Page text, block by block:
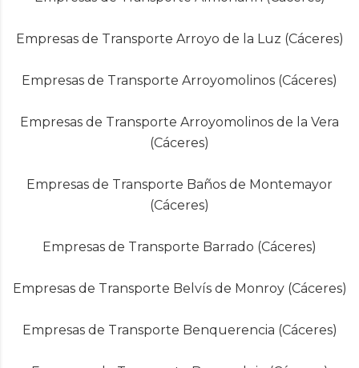
Empresas de Transporte Arroyo de la Luz (Cáceres)
Empresas de Transporte Arroyomolinos (Cáceres)
Empresas de Transporte Arroyomolinos de la Vera
(Cáceres)
Empresas de Transporte Baños de Montemayor
(Cáceres)
Empresas de Transporte Barrado (Cáceres)
Empresas de Transporte Belvís de Monroy (Cáceres)
Empresas de Transporte Benquerencia (Cáceres)